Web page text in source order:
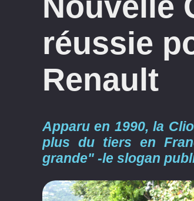
réussie
Renault
Apparu en 1990, la
plus du tiers en
grande" -le slogan